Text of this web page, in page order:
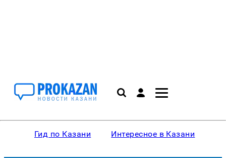
Гид по Казани Интересное в Казани